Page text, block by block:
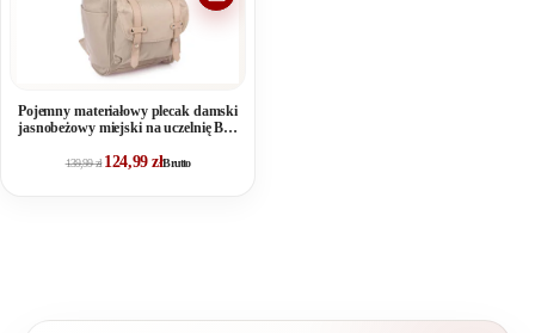
Pojemny materiałowy plecak damski
jasnobeżowy miejski na uczelnię Bag
139,99zł 124,99złBrutto